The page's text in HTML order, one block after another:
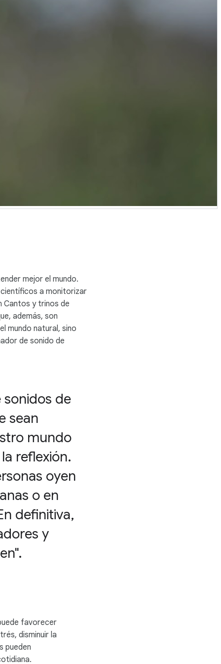
mejor el mundo.
a monitorizar
Cantos y trinos de
además, son
mundo natural, sino
de sonido de
de
sean
mundo
reflexión.
oyen
o en
definitiva,
y
favorecer
disminuir la
pueden